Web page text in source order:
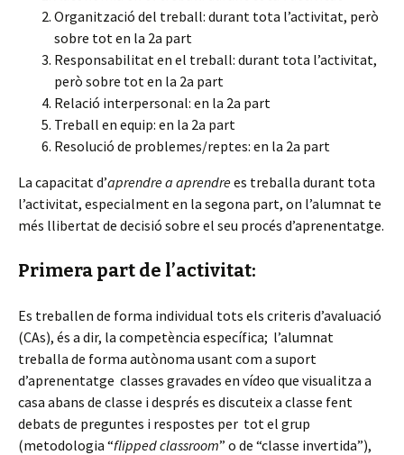
Organització del treball: durant tota l’activitat, però
sobre tot en la 2a part
Responsabilitat en el treball: durant tota l’activitat,
però sobre tot en la 2a part
Relació interpersonal: en la 2a part
Treball en equip: en la 2a part
Resolució de problemes/reptes: en la 2a part
La capacitat d’aprendre a aprendrees treballa durant tota
l’activitat, especialment en la segona part, on l’alumnat te
més llibertat de decisió sobre el seu procés d’aprenentatge.
Primera part de l’activitat:
Es treballen de forma individual tots els criteris d’avaluació
(CAs), és a dir, la competència específica; l’alumnat
treballa de forma autònoma usant com a suport
d’aprenentatge classes gravades en vídeo que visualitza a
casa abans de classe i després es discuteix a classe fent
debats de preguntes i respostes per tot el grup
(metodologia “flipped classroom” o de “classe invertida”),